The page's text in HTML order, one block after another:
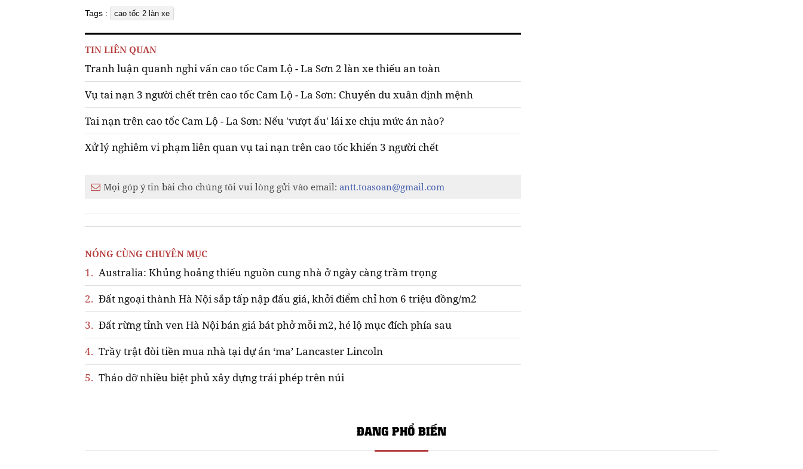
Tags : cao tốc 2 làn xe
TIN LIÊN QUAN
Tranh luận quanh nghi vấn cao tốc Cam Lộ - La Sơn 2 làn xe thiếu an toàn
Vụ tai nạn 3 người chết trên cao tốc Cam Lộ - La Sơn: Chuyến du xuân định mệnh
Tai nạn trên cao tốc Cam Lộ - La Sơn: Nếu 'vượt ẩu' lái xe chịu mức án nào?
Xử lý nghiêm vi phạm liên quan vụ tai nạn trên cao tốc khiến 3 người chết
Mọi góp ý tin bài cho chúng tôi vui lòng gửi vào email: antt.toasoan@gmail.com
NÓNG CÙNG CHUYÊN MỤC
1. Australia: Khủng hoảng thiếu nguồn cung nhà ở ngày càng trầm trọng
2. Đất ngoại thành Hà Nội sắp tấp nập đấu giá, khởi điểm chỉ hơn 6 triệu đồng/m2
3. Đất rừng tỉnh ven Hà Nội bán giá bát phở mỗi m2, hé lộ mục đích phía sau
4. Trầy trật đòi tiền mua nhà tại dự án ‘ma’ Lancaster Lincoln
5. Tháo dỡ nhiều biệt phủ xây dựng trái phép trên núi
ĐANG PHỔ BIẾN